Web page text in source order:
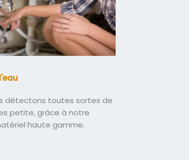
détectons toutes sortes de
petite, grâce à notre
haute gamme.